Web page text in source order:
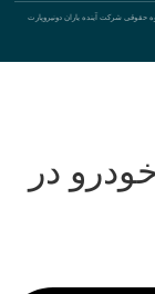
حقوقی شرکت آینده یاران دونیروپارت
در